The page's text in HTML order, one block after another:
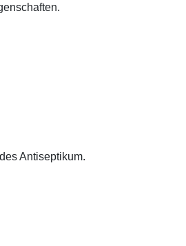
Antiseptikum.